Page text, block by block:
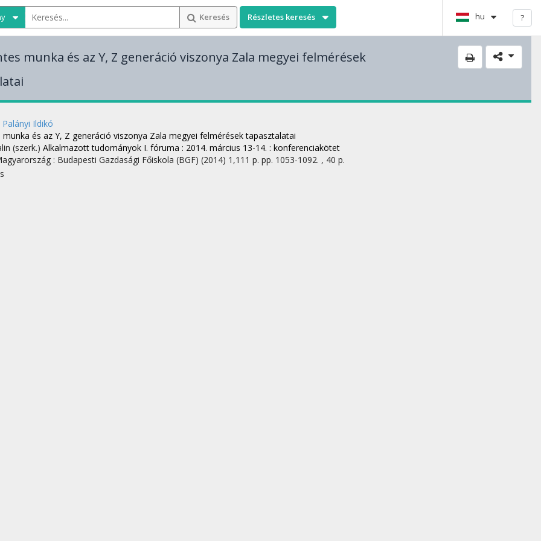
Keresés Részletes keresés hu ?
munka és az Y, Z generáció viszonya Zala megyei felmérések
Ildikó
és az Y, Z generáció viszonya Zala megyei felmérések tapasztalatai
(szerk.) Alkalmazott tudományok I. fóruma : 2014. március 13-14. : konferenciakötet
: Budapesti Gazdasági Főiskola (BGF) (2014) 1,111 p. pp. 1053-1092. , 40 p.